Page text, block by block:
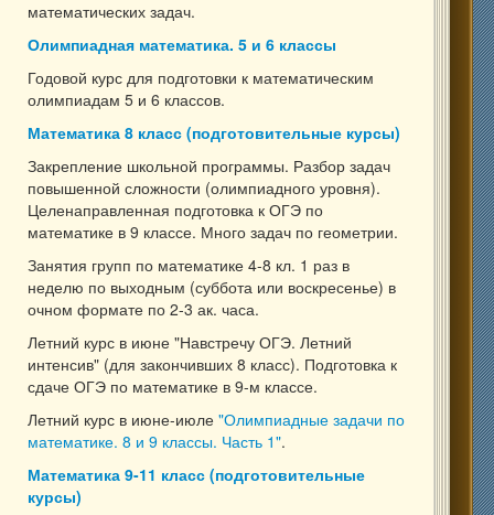
математических задач.
Олимпиадная математика. 5 и 6 классы
Годовой курс для подготовки к математическим
олимпиадам 5 и 6 классов.
Математика 8 класс (подготовительные курсы)
Закрепление школьной программы. Разбор задач
повышенной сложности (олимпиадного уровня).
Целенаправленная подготовка к ОГЭ по
математике в 9 классе. Много задач по геометрии.
Занятия групп по математике 4-8 кл. 1 раз в
неделю по выходным (суббота или воскресенье) в
очном формате по 2-3 ак. часа.
Летний курс в июне "Навстречу ОГЭ. Летний
интенсив" (для закончивших 8 класс). Подготовка к
сдаче ОГЭ по математике в 9-м классе.
Летний курс в июне-июле "Олимпиадные задачи по
математике. 8 и 9 классы. Часть 1".
Математика 9-11 класс (подготовительные
курсы)